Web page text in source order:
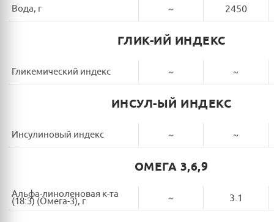
Вода, г ~ 2450
ГЛИК-ИЙ ИНДЕКС
Гликемический индекс ~ ~
ИНСУЛ-ЫЙ ИНДЕКС
Инсулиновый индекс ~ ~
ОМЕГА 3,6,9
Альфа-линоленовая к-та
(18:3) (Омега-3), г ~ 3.1